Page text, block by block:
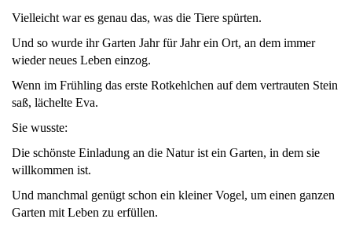
Vielleicht war es genau das, was die Tiere spürten.
Und so wurde ihr Garten Jahr für Jahr ein Ort, an dem immer
wieder neues Leben einzog.
Wenn im Frühling das erste Rotkehlchen auf dem vertrauten Stein
saß, lächelte Eva.
Sie wusste:
Die schönste Einladung an die Natur ist ein Garten, in dem sie
willkommen ist.
Und manchmal genügt schon ein kleiner Vogel, um einen ganzen
Garten mit Leben zu erfüllen.